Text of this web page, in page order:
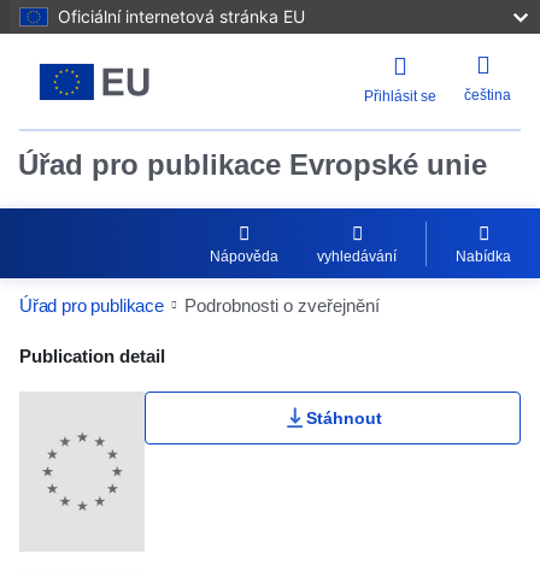
Oficiální internetová stránka EU
Přihlásit se čeština
Úřad pro publikace Evropské unie
Nápověda vyhledávání Nabídka
Úřad pro publikace Podrobnosti o zveřejnění
Publication Detail Actions Portlet
Publication detail
Stáhnout